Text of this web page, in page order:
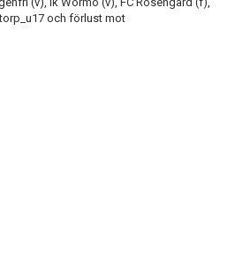
och förlust mot